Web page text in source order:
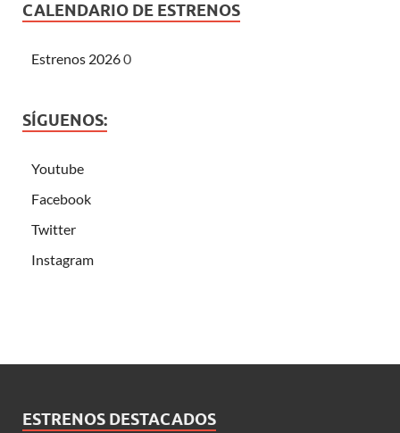
CALENDARIO DE ESTRENOS
Estrenos 20260
SÍGUENOS:
Youtube
Facebook
Twitter
Instagram
ESTRENOS DESTACADOS